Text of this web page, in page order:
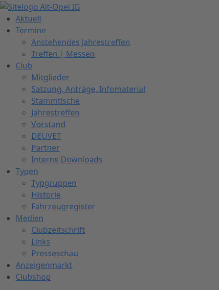
Zum
Inhalt
springen
Aktuell
Termine
Anstehendes Jahrestreffen
Treffen | Messen
Club
Mitglieder
Satzung, Anträge, Infomaterial
Stammtische
Jahrestreffen
Vorstand
DEUVET
Partner
Interne Downloads
Typen
Typgruppen
Historie
Fahrzeugregister
Medien
Clubzeitschrift
Links
Presseschau
Anzeigenmarkt
Clubshop